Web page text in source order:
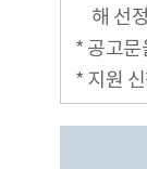
해 선
* 공고문
* 지원